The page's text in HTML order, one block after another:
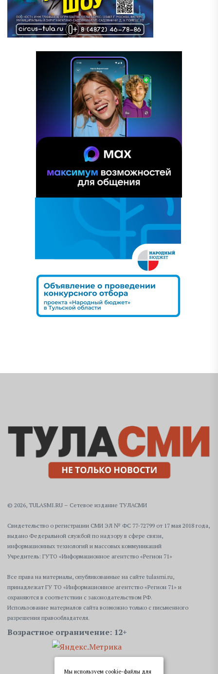
© 2026, TULASMI.RU – Сетевое издание ТУЛАСМИ
Свидетельство о регистрации СМИ ЭЛ № ФС 77-72799 от 17 мая 2018 года,
выдано Федеральной службой по надзору в сфере связи,
информационных технологий и массовых коммуникаций
Учредитель: ГУТО «Информационное агентство «Регион 71»
Все права на материалы, опубликованные на сайте tulasmi.ru,
принадлежат ГУ ТО «Информационное агентство «Регион 71» и
охраняются в соответствии с законодательством РФ.
Использование материалов сайта возможно только с письменного
разрешения правообладателя.
Возрастное ограничение: 12+
Мы используем cookie-файлы для